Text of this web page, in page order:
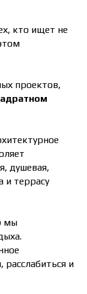
кто ищет не
проектов,
душевая,
и террасу
мы
и